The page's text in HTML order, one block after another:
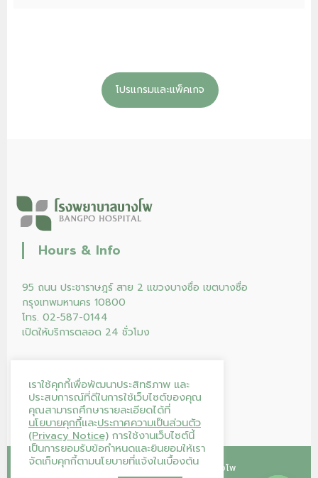
โปรแกรมและแพ็คเกจ
Hours & Info
95 ถนน ประชาราษฎร์ สาย 2 แขวงบางซื่อ เขตบางซื่อ
กรุงเทพมหานคร 10800
โทร. 02-587-0144
เปิดให้บริการตลอด 24 ชั่วโมง
Copyright © 2026โรงพยาบาลบางโพ
เราใช้คุกกี้เพื่อพัฒนาประสิทธิภาพ และ
ประสบการณ์ที่ดีในการใช้เว็บไซต์ของคุณ
คุณสามารถศึกษารายละเอียดได้ที่
นโยบายคุกกี้และประกาศความเป็นส่วนตัว
(Privacy Notice) การใช้งานเว็บไซต์นี้
เป็นการยอมรับข้อกำหนดและยินยอมให้เรา
จัดเก็บคุกกี้ตามนโยบายที่แจ้งในเบื้องต้น